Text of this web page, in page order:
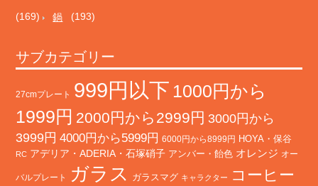
(169) 鍋 (193)
サブカテゴリー
27cmプレート 999円以下 1000円から
1999円 2000円から2999円 3000円から
3999円 4000円から5999円 6000円から8999円 HOYA・保谷
RC アデリア・ADERIA・石塚硝子 アンバー・飴色 オレンジ オー
バルプレート ガラス ガラスマグ キャラクター
コーヒー